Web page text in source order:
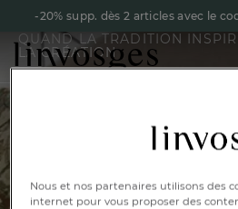
-20% supp. dès 2 articles avec le
Les inspirations et
INSPIRATION
QUAND LA TRADITION
LA CRÉATION
Je découvre
Nous et nos partenaires utilisons des
internet pour vous proposer des